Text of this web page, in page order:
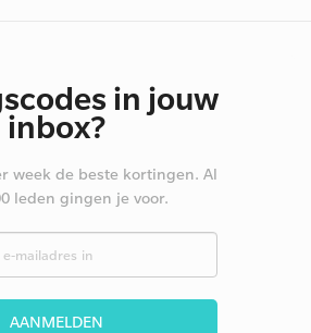
in jouw
inbox?
week de beste kortingen. Al
leden gingen je voor.
AANMELDEN